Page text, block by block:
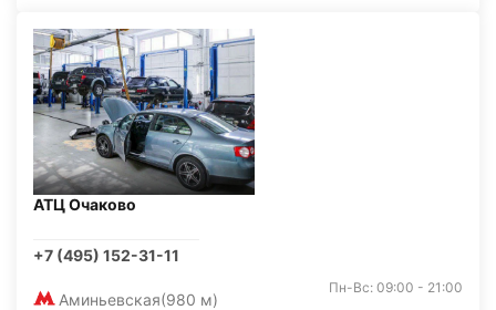
АТЦ Очаково
+7 (495) 152-31-11
Аминьевская(980 м)
Пн-Вс: 09:00 - 21:00